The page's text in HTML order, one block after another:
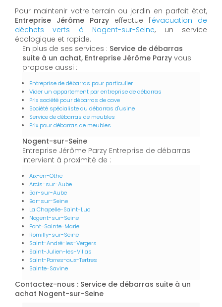
Pour maintenir votre terrain ou jardin en parfait état,
Entreprise Jérôme Parzy effectue l'évacuation de
déchets verts à Nogent-sur-Seine, un service
écologique et rapide.
En plus de ses services : Service de débarras
suite à un achat, Entreprise Jérôme Parzy vous
propose aussi :
Entreprise de débarras pour particulier
Vider un appartement par entreprise de débarras
Prix société pour débarras de cave
Société spécialiste du débarras d'usine
Service de débarras de meubles
Prix pour débarras de meubles
Nogent-sur-Seine
Entreprise Jérôme Parzy Entreprise de débarras
intervient à proximité de :
Aix-en-Othe
Arcis-sur-Aube
Bar-sur-Aube
Bar-sur-Seine
La Chapelle-Saint-Luc
Nogent-sur-Seine
Pont-Sainte-Marie
Romilly-sur-Seine
Saint-André-les-Vergers
Saint-Julien-les-Villas
Saint-Parres-aux-Tertres
Sainte-Savine
Contactez-nous : Service de débarras suite à un
achat Nogent-sur-Seine